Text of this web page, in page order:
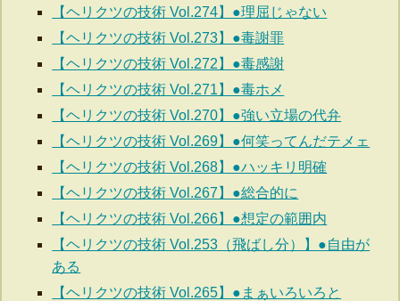
【ヘリクツの技術 Vol.274】●理屈じゃない
【ヘリクツの技術 Vol.273】●毒謝罪
【ヘリクツの技術 Vol.272】●毒感謝
【ヘリクツの技術 Vol.271】●毒ホメ
【ヘリクツの技術 Vol.270】●強い立場の代弁
【ヘリクツの技術 Vol.269】●何笑ってんだテメェ
【ヘリクツの技術 Vol.268】●ハッキリ明確
【ヘリクツの技術 Vol.267】●総合的に
【ヘリクツの技術 Vol.266】●想定の範囲内
【ヘリクツの技術 Vol.253（飛ばし分）】●自由が
ある
【ヘリクツの技術 Vol.265】●まぁいろいろと